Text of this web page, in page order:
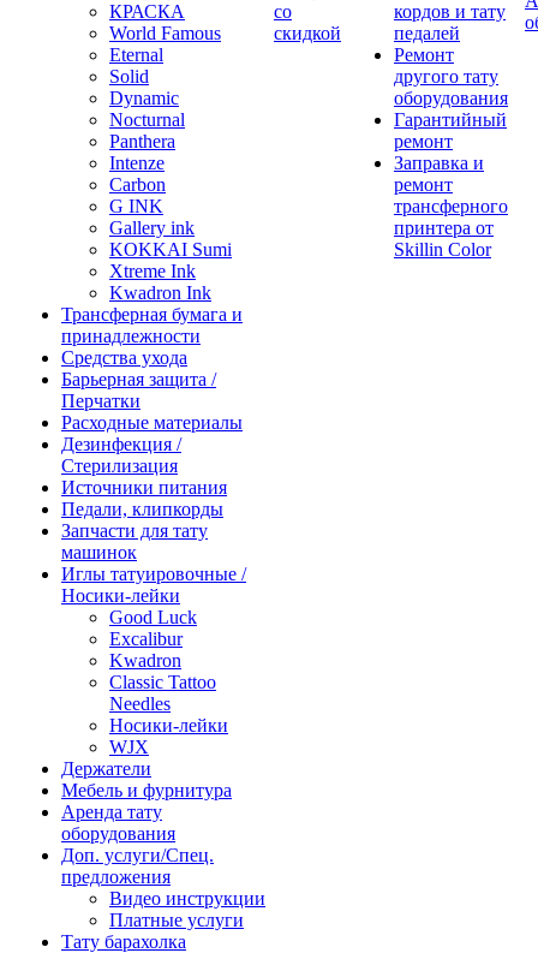
КРАСКА
World Famous
Eternal
Solid
Dynamic
Nocturnal
Panthera
Intenze
Carbon
G INK
Gallery ink
KOKKAI Sumi
Xtreme Ink
Kwadron Ink
Трансферная бумага и
принадлежности
Средства ухода
Барьерная защита /
Перчатки
Расходные материалы
Дезинфекция /
Стерилизация
Источники питания
Педали, клипкорды
Запчасти для тату
машинок
Иглы татуировочные /
Носики-лейки
Good Luck
Excalibur
Kwadron
Classic Tattoo
Needles
Носики-лейки
WJX
Держатели
Мебель и фурнитура
Аренда тату
оборудования
Доп. услуги/Спец.
предложения
Видео инструкции
Платные услуги
Тату барахолка
со
скидкой
кордов и тату
педалей
Ремонт
другого тату
оборудования
Гарантийный
ремонт
Заправка и
ремонт
трансферного
принтера от
Skillin Color